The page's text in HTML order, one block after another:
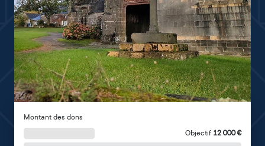
Montant des dons
Objectif 12 000€